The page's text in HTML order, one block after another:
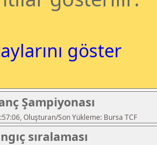
göster
Şampiyonası
Oluşturan/Son Yükleme: Bursa TCF
sıralaması